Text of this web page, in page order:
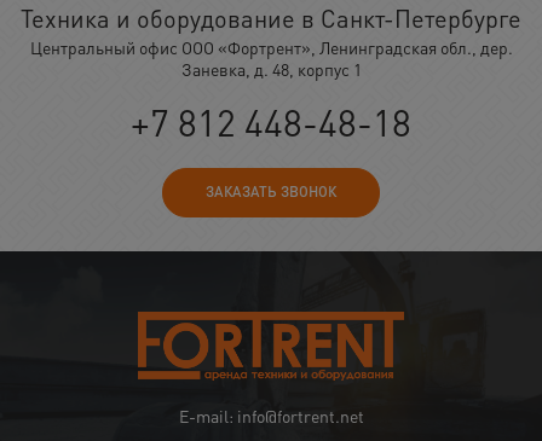
Техника и оборудование в Санкт-Петербурге
Центральный офис ООО «Фортрент», Ленинградская обл., дер.
Заневка, д. 48, корпус 1
+7 812 448-48-18
ЗАКАЗАТЬ ЗВОНОК
E-mail: info@fortrent.net